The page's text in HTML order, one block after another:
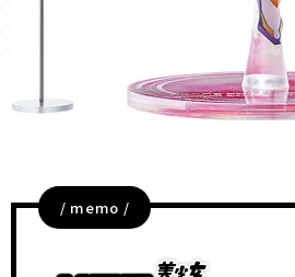
/ memo /